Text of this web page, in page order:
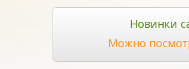
Новинки
Можно